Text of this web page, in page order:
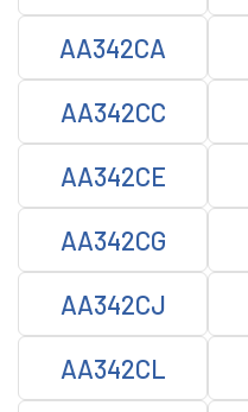
AA342CA
AA342CC
AA342CE
AA342CG
AA342CJ
AA342CL